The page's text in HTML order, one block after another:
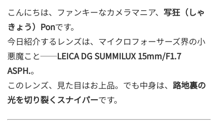
こんにちは、ファンキーなカメラマニア、 写狂（しゃ
きょう）Ponです。
今日紹介するレンズは、マイクロフォーサーズ界の小
悪魔こと──LEICA DG SUMMILUX 15mm/F1.7
ASPH.。
このレンズ、見た目はお上品。でも中身は、 路地裏の
光を切り裂くスナイパーです。